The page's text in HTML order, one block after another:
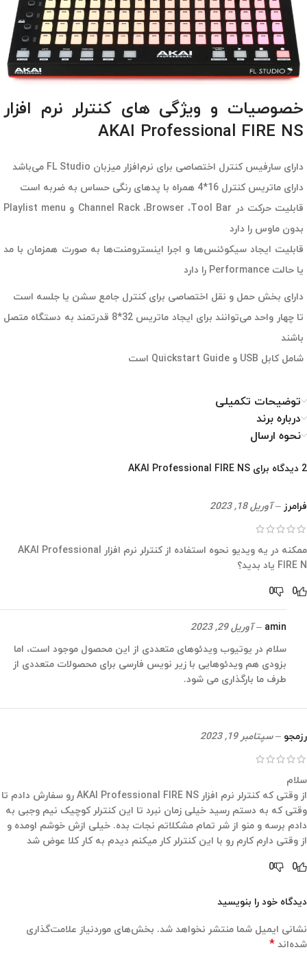
خصوصیات و ویژگی های کنترلر نرم افزار
AKAI Professional FIRE NS
دارای سارفیس کنترل اختصاصی برای نرم‌افزار میزبان FL Studio می‌باشد
دارای ماتریس کنترل 16*4 همراه با پدهای رنگی حساس به ضربه است
قابلیت حرکت در Channel Rack ،Browser ،Tool Bar و Playlist menu
بدون ماوس را دارد
قابلیت ایجاد سیکوئنس‌ها و اجرا اینسترومنت‌ها به صورت همزمان با مد
یا حالت Performance را دارد
دارای بخش حمل و نقل اختصاصی برای کنترل جامع سشن یا جلسه است
تا چهار واحد می‌توانند برای ایجاد ماتریس 32*8 قدرتمند به دستگاه متصل
باشند
شامل کابل USB و Quickstart Guide است
توضیحات تکمیلی
درباره برند
نحوه ارسال
2 دیدگاه برای AKAI Professional FIRE NS
فرامرز – آوریل 18, 2023
ممکنه در یه ویدیو نحوه استفاده از کنترلر نرم افزار AKAI Professional
FIRE N یاد بدید؟
0
0
amin
– آوریل 29, 2023
سلام در یوتیوب ویدئوهای متعددی از این محصول موجود است، اما
بزودی هم ویدئوهایی با زیر نویس فارسی برای محصولات متعددی از
طرف ما بارگذاری می شود.
رزمجو – سپتامبر 19, 2023
سلام
از وقتی که کنترلر نرم افزار AKAI Professional FIRE NS رو سفارش دادم تا
وقتی که به دستم رسید خیلی زمان نبرد تا این کنترلر کوچیک نیم وجبی به
دادم برسه و منو از شر تمام مشکلاتم نجات بده. خیلی ازش خوشم اومده و
از وقتی دارم کارم رو با این کنترلر کار میکنم دیدم به کار کلا عوض شد
0
0
دیدگاه خود را بنویسید
نشانی ایمیل شما منتشر نخواهد شد. بخش‌های موردنیاز علامت‌گذاری
شده‌اند *